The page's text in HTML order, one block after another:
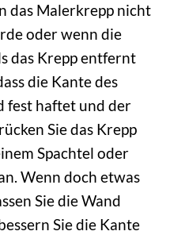
das Malerkrepp nicht
oder wenn die
das Krepp entfernt
die Kante des
fest haftet und der
Sie das Krepp
Spachtel oder
Wenn doch etwas
Sie die Wand
Sie die Kante